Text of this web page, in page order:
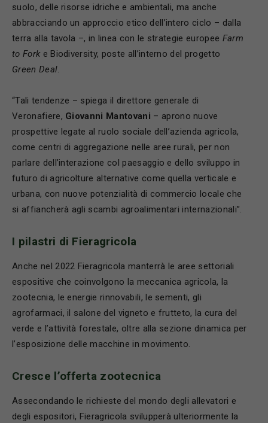
suolo, delle risorse idriche e ambientali, ma anche
abbracciando un approccio etico dell’intero ciclo – dalla
terra alla tavola –, in linea con le strategie europee Farm
to Fork e Biodiversity, poste all’interno del progetto
Green Deal.
“Tali tendenze – spiega il direttore generale di
Veronafiere, Giovanni Mantovani – aprono nuove
prospettive legate al ruolo sociale dell’azienda agricola,
come centri di aggregazione nelle aree rurali, per non
parlare dell’interazione col paesaggio e dello sviluppo in
futuro di agricolture alternative come quella verticale e
urbana, con nuove potenzialità di commercio locale che
si affiancherà agli scambi agroalimentari internazionali”.
I pilastri di Fieragricola
Anche nel 2022 Fieragricola manterrà le aree settoriali
espositive che coinvolgono la meccanica agricola, la
zootecnia, le energie rinnovabili, le sementi, gli
agrofarmaci, il salone del vigneto e frutteto, la cura del
verde e l’attività forestale, oltre alla sezione dinamica per
l’esposizione delle macchine in movimento.
Cresce l’offerta zootecnica
Assecondando le richieste del mondo degli allevatori e
degli espositori, Fieragricola svilupperà ulteriormente la